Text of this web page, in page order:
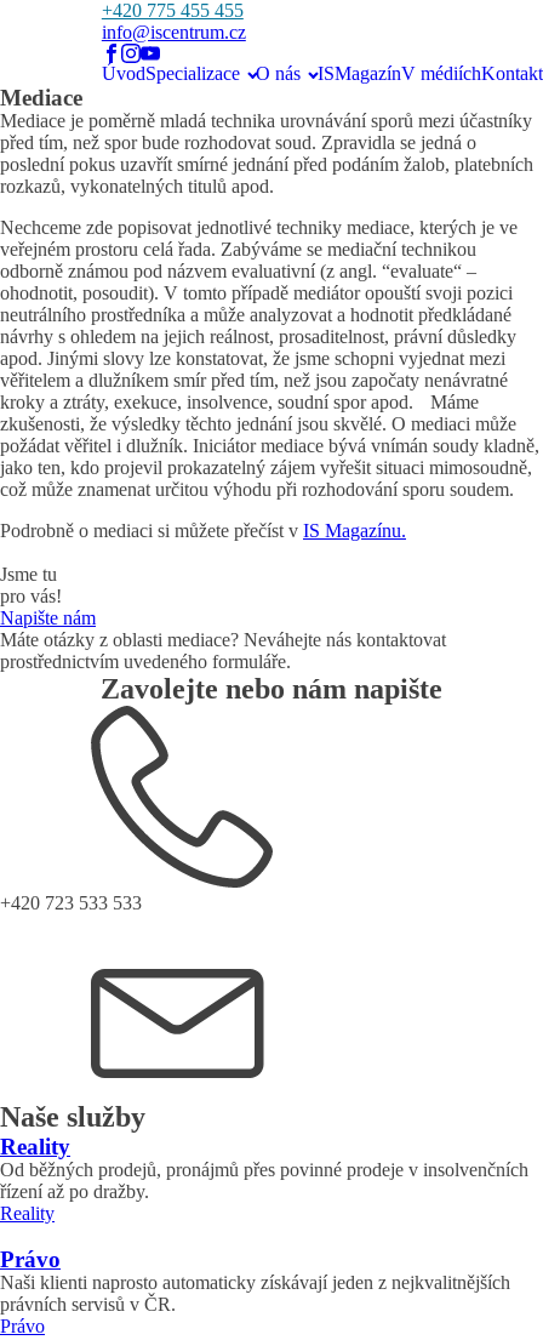
+420 775 455 455
info@iscentrum.cz
ÚvodSpecializace O nás ISMagazínV médiíchKontakt
Mediace
Mediace je poměrně mladá technika urovnávání sporů mezi účastníky
před tím, než spor bude rozhodovat soud. Zpravidla se jedná o
poslední pokus uzavřít smírné jednání před podáním žalob, platebních
rozkazů, vykonatelných titulů apod.
Nechceme zde popisovat jednotlivé techniky mediace, kterých je ve
veřejném prostoru celá řada. Zabýváme se mediační technikou
odborně známou pod názvem evaluativní (z angl. “evaluate“ –
ohodnotit, posoudit). V tomto případě mediátor opouští svoji pozici
neutrálního prostředníka a může analyzovat a hodnotit předkládané
návrhy s ohledem na jejich reálnost, prosaditelnost, právní důsledky
apod. Jinými slovy lze konstatovat, že jsme schopni vyjednat mezi
věřitelem a dlužníkem smír před tím, než jsou započaty nenávratné
kroky a ztráty, exekuce, insolvence, soudní spor apod. Máme
zkušenosti, že výsledky těchto jednání jsou skvělé. O mediaci může
požádat věřitel i dlužník. Iniciátor mediace bývá vnímán soudy kladně,
jako ten, kdo projevil prokazatelný zájem vyřešit situaci mimosoudně,
což může znamenat určitou výhodu při rozhodování sporu soudem.
Podrobně o mediaci si můžete přečíst v IS Magazínu.
Jsme tu
pro vás!
Napište nám
Máte otázky z oblasti mediace? Neváhejte nás kontaktovat
prostřednictvím uvedeného formuláře.
Zavolejte nebo nám napište
+420 723 533 533
Naše služby
Reality
Od běžných prodejů, pronájmů přes povinné prodeje v insolvenčních
řízení až po dražby.
Reality
Právo
Naši klienti naprosto automaticky získávají jeden z nejkvalitnějších
právních servisů v ČR.
Právo